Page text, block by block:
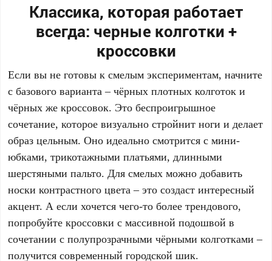
Классика, которая работает
всегда: черные колготки +
кроссовки
Если вы не готовы к смелым экспериментам, начните
с базового варианта – чёрных плотных колготок и
чёрных же кроссовок. Это беспроигрышное
сочетание, которое визуально стройнит ноги и делает
образ цельным. Оно идеально смотрится с мини-
юбками, трикотажными платьями, длинными
шерстяными пальто. Для смелых можно добавить
носки контрастного цвета – это создаст интересный
акцент. А если хочется чего-то более трендового,
попробуйте кроссовки с массивной подошвой в
сочетании с полупрозрачными чёрными колготками –
получится современный городской шик.